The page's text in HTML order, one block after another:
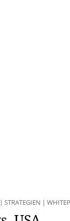
| STRATEGIEN |